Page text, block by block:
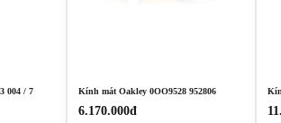
004 / 7 Kính mát Oakley 0OO9528 952806
6.170.000đ